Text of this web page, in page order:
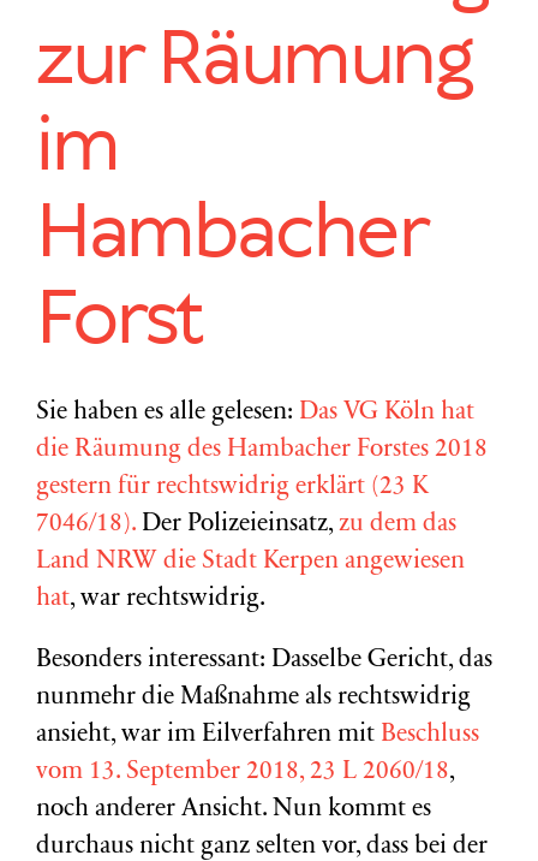
zur Räumung
im
Hambacher
Forst
Sie haben es alle gelesen: Das VG Köln hat
die Räumung des Hambacher Forstes 2018
gestern für rechtswidrig erklärt (23 K
7046/18). Der Polizeieinsatz,zu dem das
Land NRW die Stadt Kerpen angewiesen
hat, war rechtswidrig.
Besonders interessant: Dasselbe Gericht, das
nunmehr die Maßnahme als rechtswidrig
ansieht, war im Eilverfahren mit Beschluss
vom 13. September 2018, 23 L 2060/18,
noch anderer Ansicht. Nun kommt es
durchaus nicht ganz selten vor, dass bei der